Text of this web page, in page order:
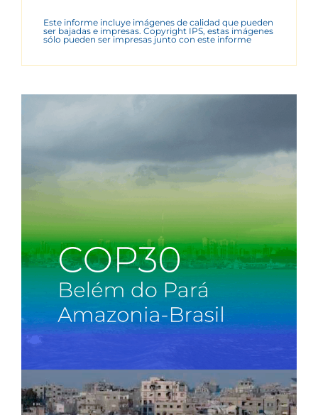
Este informe incluye imágenes de calidad que pueden
ser bajadas e impresas. Copyright IPS, estas imágenes
sólo pueden ser impresas junto con este informe